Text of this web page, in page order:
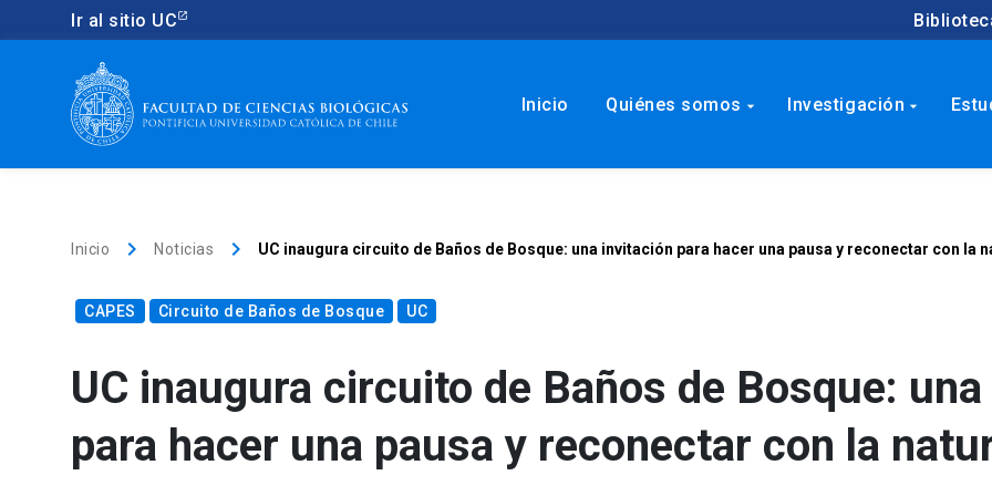
Ir al sitio UC
Inicio Quiénes somos arrow_drop_down Investigación arrow_drop_down
Inicio keyboard_arrow_right Noticias keyboard_arrow_right UC inaugura circuito de Baños de Bosque: una invitación para hacer una pausa y reconectar con la
CAPES Circuito de Baños de Bosque UC
UC inaugura circuito de Baños de Bosque:
para hacer una pausa y reconectar con la